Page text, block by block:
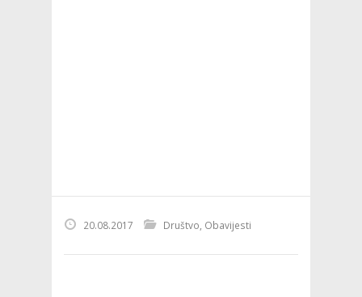
20.08.2017 Društvo Obavijesti